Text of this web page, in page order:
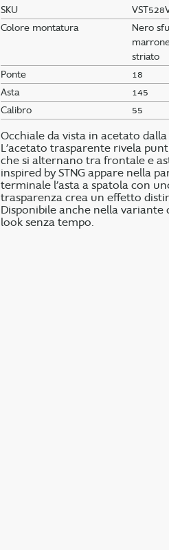
SKU
Colore montatura
Nero
striato
Ponte
18
Asta
145
Calibro
55
Occhiale da vista in acetato
L’acetato trasparente rivela
che si alternano tra frontale e
inspired by STNG appare nella
terminale l’asta a spatola con
trasparenza crea un effetto
Disponibile anche nella
look senza tempo.